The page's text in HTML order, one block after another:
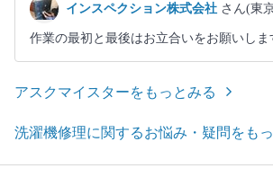
インスペクション株式会社 さん(東
作業の最初と最後はお立合いをお願いしま
アスクマイスターをもっとみる
洗濯機修理に関するお悩み・疑問をも